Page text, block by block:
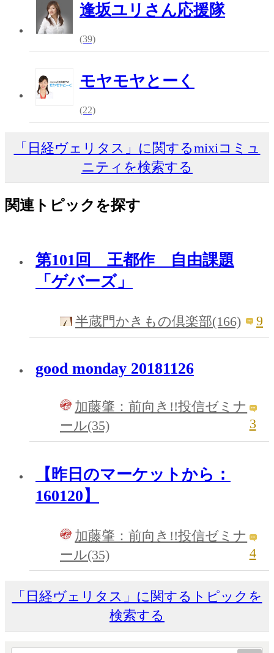
逢坂ユリさん応援隊
(39)
モヤモヤとーく
(22)
「日経ヴェリタス」に関するmixiコミュ
ニティを検索する
関連トピックを探す
第101回 王都作 自由課題
「ゲバーズ」
半蔵門かきもの倶楽部(166) 9
good monday 20181126
加藤肇：前向き!!投信ゼミナ
ール(35)
3
【昨日のマーケットから：
160120】
加藤肇：前向き!!投信ゼミナ
ール(35)
4
「日経ヴェリタス」に関するトピックを
検索する